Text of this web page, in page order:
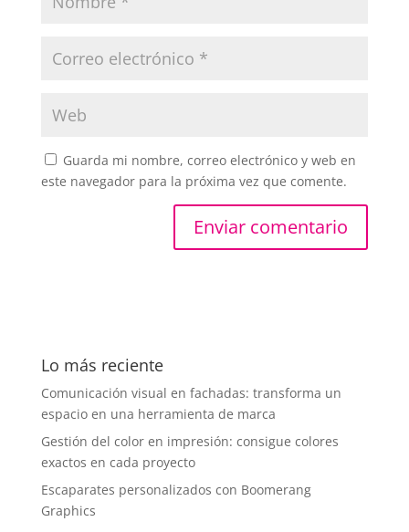
Guarda mi nombre, correo electrónico y web en
este navegador para la próxima vez que comente.
Lo más reciente
Comunicación visual en fachadas: transforma un
espacio en una herramienta de marca
Gestión del color en impresión: consigue colores
exactos en cada proyecto
Escaparates personalizados con Boomerang
Graphics